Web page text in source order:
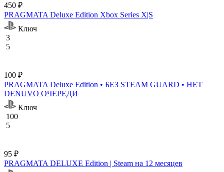
450 ₽
PRAGMATA Deluxe Edition Xbox Series X|S
Ключ
3
5
100 ₽
PRAGMATA Deluxe Edition • БЕЗ STEAM GUARD • НЕТ
DENUVO ОЧЕРЕДИ
Ключ
100
5
95 ₽
PRAGMATA DELUXE Edition | Steam на 12 месяцев